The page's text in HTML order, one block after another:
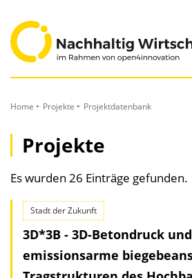
Inhalt
Home Projekte Projektdatenbank
Projekte
Es wurden 26 Einträge gefunden.
Stadt der Zukunft
3D*3B - 3D-Betondruck
emissionsarme